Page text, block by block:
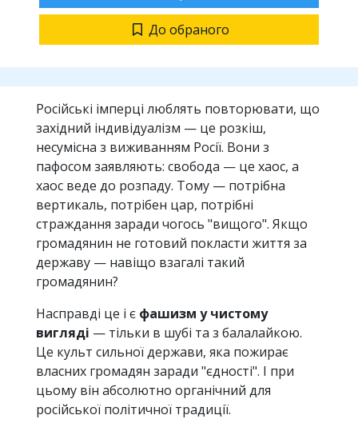
До обраного
Російські імперці люблять повторювати, що
західний індивідуалізм — це розкіш,
несумісна з виживанням Росії. Вони з
пафосом заявляють: свобода — це хаос, а
хаос веде до розпаду. Тому — потрібна
вертикаль, потрібен цар, потрібні
страждання заради чогось "вищого". Якщо
громадянин не готовий покласти життя за
державу — навіщо взагалі такий
громадянин?
Насправді це і є фашизм у чистому
вигляді — тільки в шубі та з балалайкою.
Це культ сильної держави, яка пожирає
власних громадян заради "єдності". І при
цьому він абсолютно органічний для
російської політичної традиції.